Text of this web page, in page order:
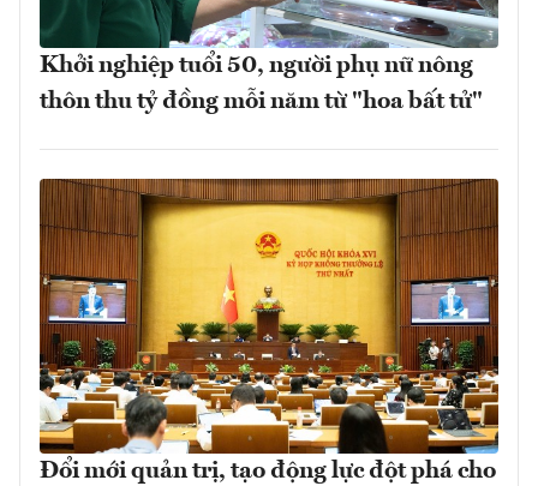
Khởi nghiệp tuổi 50, người phụ nữ nông
thôn thu tỷ đồng mỗi năm từ "hoa bất tử"
Đổi mới quản trị, tạo động lực đột phá cho